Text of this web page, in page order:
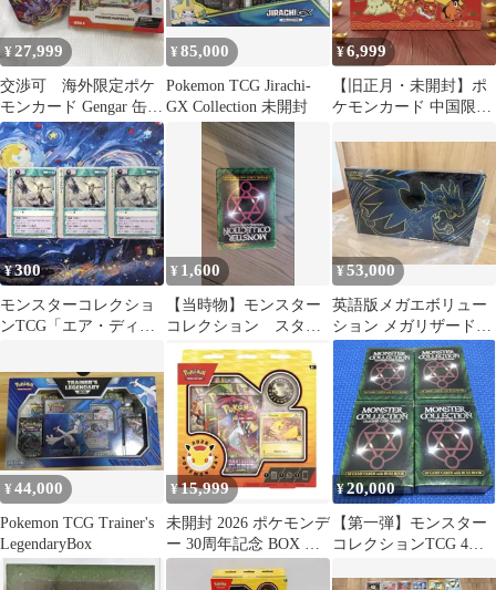
¥27,999
交渉可 海外限定ポケ
モンカード Gengar 缶 &
ファーストパートナー
セット
¥85,000
Pokemon TCG Jirachi-
GX Collection 未開封
¥6,999
【旧正月・未開封】ポ
ケモンカード 中国限定
クス 春節
¥300
モンスターコレクショ
ンTCG「エア・ディス
¥ 1,600
【当時物】モンスター
コレクション スター
ターパック トレーデ
ィングカードゲーム
¥53,000
英語版メガエボリュー
ション メガリザードン
Xex ウルトラプレミア
ムコレクション
¥44,000
Pokemon TCG Trainer's
LegendaryBox
¥15,999
未開封 2026 ポケモンデ
ー 30周年記念 BOX ピ
カチュウプロモ付
¥20,000
【第一弾】モンスター
コレクションTCG 4箱